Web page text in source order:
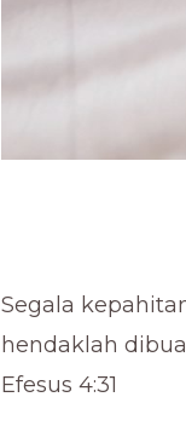
Segala
hendaklah
Efesus 4:31